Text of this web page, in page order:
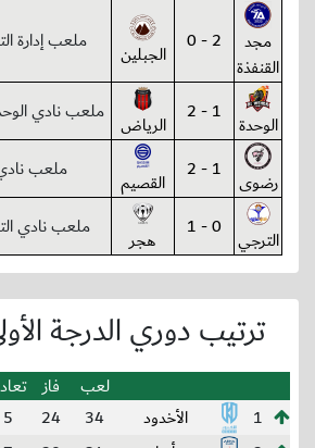
مجد
القنفذة
2 - 0 الجبلين ملعب إدارة
الوحدة 1 - 2 الرياض ملعب نادي
رضوى 1 - 2 القصيم ملعب
الترجي 0 - 1 هجر ملعب نادي
ترتيب دوري الدرجة
لعب فاز
1
الأخدود 34
24
5